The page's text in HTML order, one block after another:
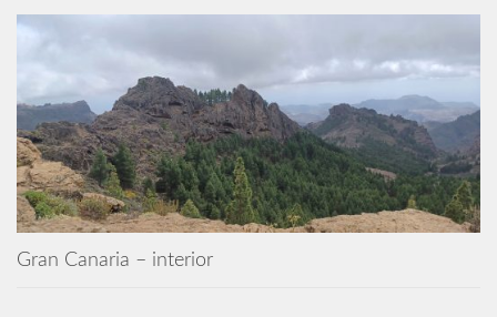
Gran Canaria – interior